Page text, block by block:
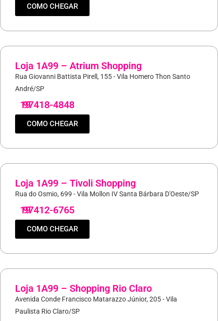
COMO CHEGAR
Loja 1A99 – Atrium Shopping
Rua Giovanni Battista Pirell, 155 - Vila Homero Thon Santo
André/SP
19
97418-4848
COMO CHEGAR
Loja 1A99 – Tivoli Shopping
Rua do Osmio, 699 - Vila Mollon IV Santa Bárbara D'Oeste/SP
19
97412-6765
COMO CHEGAR
Loja 1A99 – Shopping Rio Claro
Avenida Conde Francisco Matarazzo Júnior, 205 - Vila
Paulista Rio Claro/SP